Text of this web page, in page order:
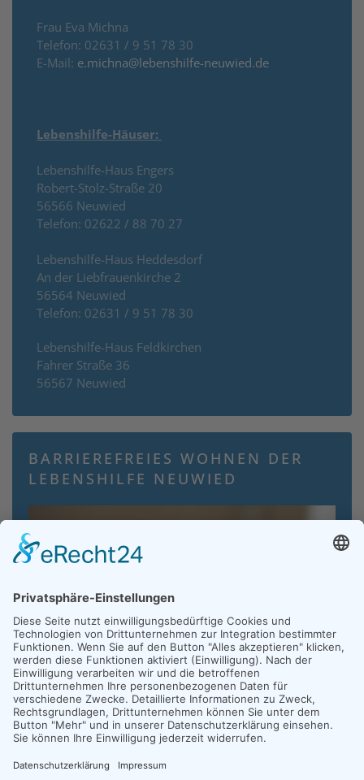
Frau Eva Michna
Telefon: 02631 / 9 51 78 30
E-Mail: e.michna@lebenshilfe-neuwied.de
Lebenshilfe-Häuser:
Lebenshilfe-Haus Engers
Robert-Stolz-Straße 20
56566 Neuwied
Telefon: 02622 / 88 70 27
Lebenshilfe-Haus Heddesdorf
An der Liebfrauenkirche 2
56564 Neuwied
Telefon: 02631 / 9 51 78 30
Lebenshilfe-Haus Feldkirchen
Fahrer Straße 36
56567 Neuwied
BARRIEREFREIES WOHNEN DER
LEBENSHILFE NEUWIED